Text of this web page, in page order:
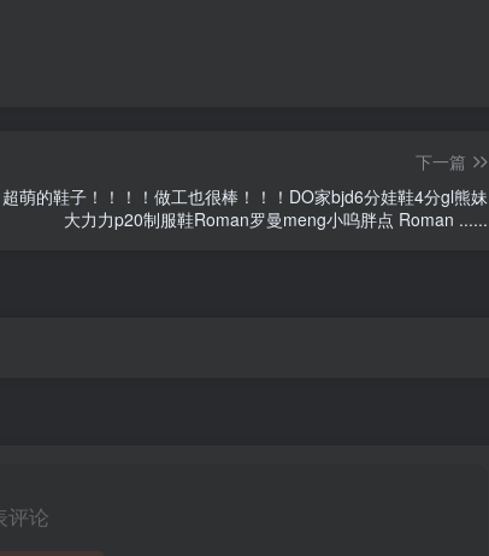
下一篇
超萌的鞋子！！！！做工也很棒！！！DO家bjd6分娃鞋4分gl熊妹
大力力p20制服鞋Roman罗曼meng小呜胖点 Roman ......
评论